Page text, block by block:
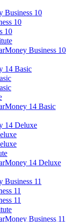
Business 10
10
10
Business 10
14 Basic
14 Basic
14 Deluxe
14 Deluxe
11
11
11
Business 11